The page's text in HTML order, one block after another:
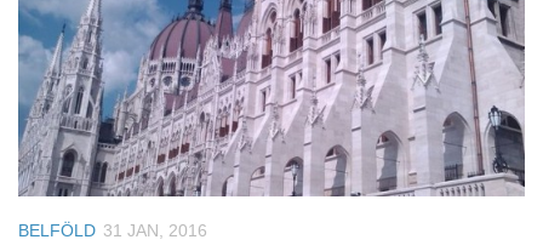
BELFÖLD 31 JAN, 2016